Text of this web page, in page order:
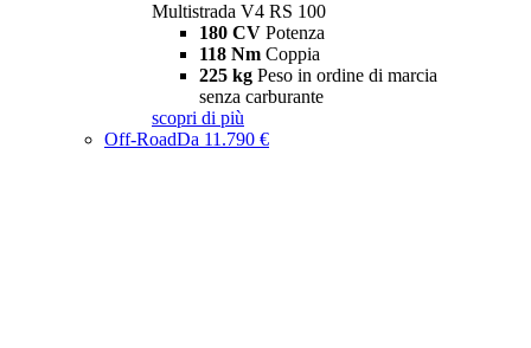
Multistrada V4 RS 100
180 CV Potenza
118 Nm Coppia
225 kg Peso in ordine di marcia
senza carburante
scopri di più
Off-RoadDa 11.790 €